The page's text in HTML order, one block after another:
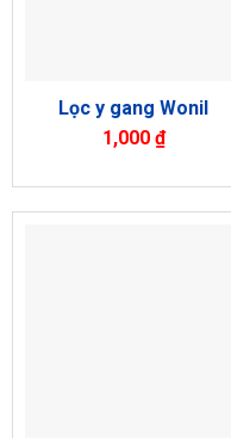
Lọc y gang Wonil
1,000 ₫